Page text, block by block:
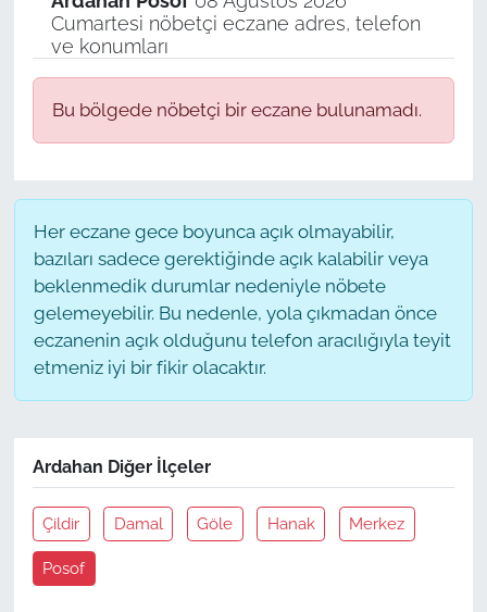
Cumartesi nöbetçi eczane adres, telefon
ve konumları
Bu bölgede nöbetçi bir eczane bulunamadı.
Her eczane gece boyunca açık olmayabilir,
bazıları sadece gerektiğinde açık kalabilir veya
beklenmedik durumlar nedeniyle nöbete
gelemeyebilir. Bu nedenle, yola çıkmadan önce
eczanenin açık olduğunu telefon aracılığıyla teyit
etmeniz iyi bir fikir olacaktır.
Ardahan Diğer İlçeler
Çildir Damal Göle Hanak Merkez
Posof